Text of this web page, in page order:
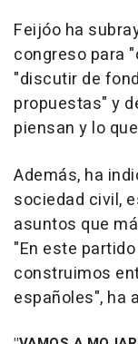
Feijóo ha
congreso para
"discutir de
propuestas" y
piensan y lo
Además, ha
sociedad civil,
asuntos que
"En este
construimos
españoles", ha